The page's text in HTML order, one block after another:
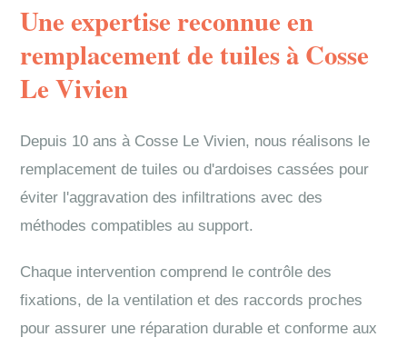
Une expertise reconnue en
remplacement de tuiles à Cosse
Le Vivien
Depuis 10 ans à Cosse Le Vivien, nous réalisons le
remplacement de tuiles ou d'ardoises cassées pour
éviter l'aggravation des infiltrations avec des
méthodes compatibles au support.
Chaque intervention comprend le contrôle des
fixations, de la ventilation et des raccords proches
pour assurer une réparation durable et conforme aux